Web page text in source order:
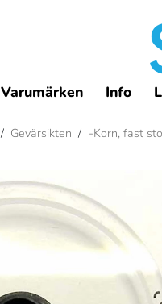
Varumärken Info
/ Gevärsikten / -Korn, fast